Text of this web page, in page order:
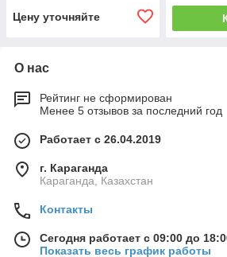
Цену уточняйте
О нас
Рейтинг не сформирован
Менее 5 отзывов за последний год
Работает с 26.04.2019
г. Караганда
Караганда, Казахстан
Контакты
Сегодня работает с 09:00 до
Показать весь график работы